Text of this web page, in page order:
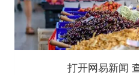
打开网易新闻